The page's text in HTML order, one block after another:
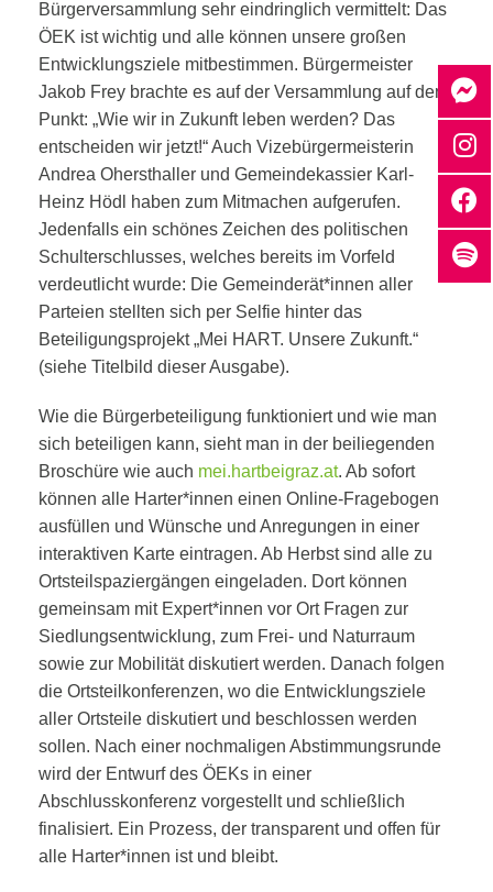
Bürgerversammlung sehr eindringlich vermittelt: Das
ÖEK ist wichtig und alle können unsere großen
Entwicklungsziele mitbestimmen. Bürgermeister
Jakob Frey brachte es auf der Versammlung auf den
Punkt: „Wie wir in Zukunft leben werden? Das
entscheiden wir jetzt!“ Auch Vizebürgermeisterin
Andrea Ohersthaller und Gemeindekassier Karl-
Heinz Hödl haben zum Mitmachen aufgerufen.
Jedenfalls ein schönes Zeichen des politischen
Schulterschlusses, welches bereits im Vorfeld
verdeutlicht wurde: Die Gemeinderät*innen aller
Parteien stellten sich per Selfie hinter das
Beteiligungsprojekt „Mei HART. Unsere Zukunft.“
(siehe Titelbild dieser Ausgabe).
Wie die Bürgerbeteiligung funktioniert und wie man
sich beteiligen kann, sieht man in der beiliegenden
Broschüre wie auch mei.hartbeigraz.at. Ab sofort
können alle Harter*innen einen Online-Fragebogen
ausfüllen und Wünsche und Anregungen in einer
interaktiven Karte eintragen. Ab Herbst sind alle zu
Ortsteilspaziergängen eingeladen. Dort können
gemeinsam mit Expert*innen vor Ort Fragen zur
Siedlungsentwicklung, zum Frei- und Naturraum
sowie zur Mobilität diskutiert werden. Danach folgen
die Ortsteilkonferenzen, wo die Entwicklungsziele
aller Ortsteile diskutiert und beschlossen werden
sollen. Nach einer nochmaligen Abstimmungsrunde
wird der Entwurf des ÖEKs in einer
Abschlusskonferenz vorgestellt und schließlich
finalisiert. Ein Prozess, der transparent und offen für
alle Harter*innen ist und bleibt.